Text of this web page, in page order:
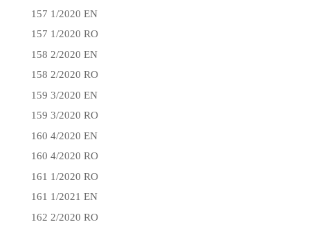
157 1/2020 EN
157 1/2020 RO
158 2/2020 EN
158 2/2020 RO
159 3/2020 EN
159 3/2020 RO
160 4/2020 EN
160 4/2020 RO
161 1/2020 RO
161 1/2021 EN
162 2/2020 RO